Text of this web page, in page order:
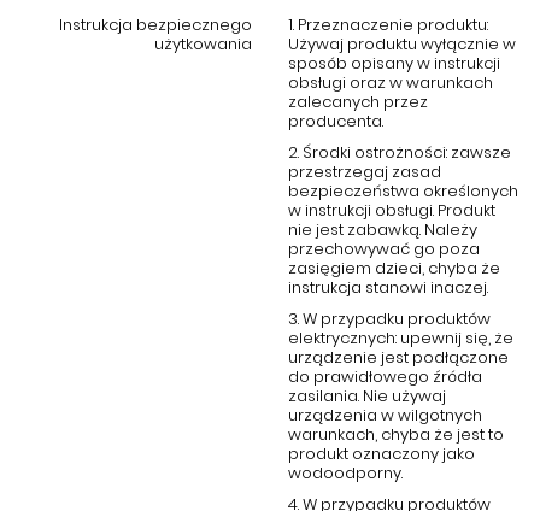
Instrukcja bezpiecznego
użytkowania
1. Przeznaczenie produktu:
Używaj produktu wyłącznie w
sposób opisany w instrukcji
obsługi oraz w warunkach
zalecanych przez
producenta.
2. Środki ostrożności: zawsze
przestrzegaj zasad
bezpieczeństwa określonych
w instrukcji obsługi. Produkt
nie jest zabawką. Należy
przechowywać go poza
zasięgiem dzieci, chyba że
instrukcja stanowi inaczej.
3. W przypadku produktów
elektrycznych: upewnij się, że
urządzenie jest podłączone
do prawidłowego źródła
zasilania. Nie używaj
urządzenia w wilgotnych
warunkach, chyba że jest to
produkt oznaczony jako
wodoodporny.
4. W przypadku produktów